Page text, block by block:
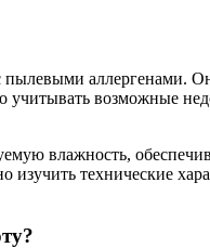
аллергенами.
возможные
влажность,
технические